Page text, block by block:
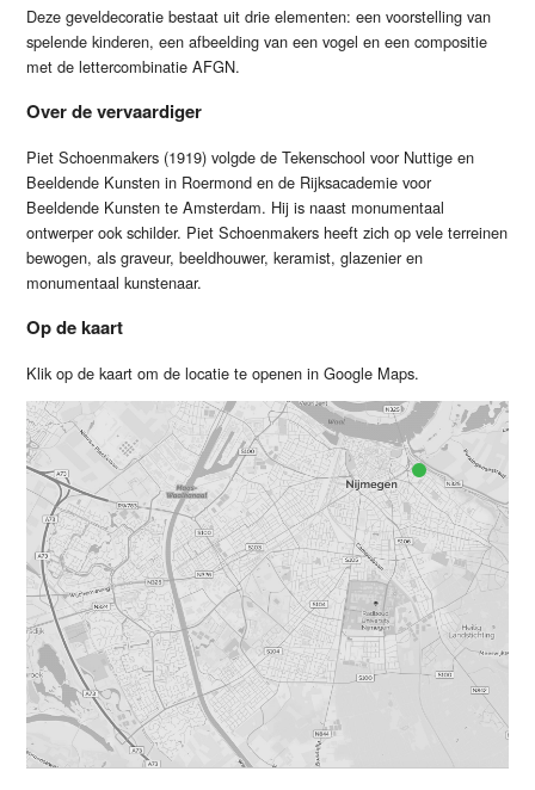
Deze geveldecoratie bestaat uit drie elementen: een voorstelling van
spelende kinderen, een afbeelding van een vogel en een compositie
met de lettercombinatie AFGN.
Over de vervaardiger
Piet Schoenmakers (1919) volgde de Tekenschool voor Nuttige en
Beeldende Kunsten in Roermond en de Rijksacademie voor
Beeldende Kunsten te Amsterdam. Hij is naast monumentaal
ontwerper ook schilder. Piet Schoenmakers heeft zich op vele terreinen
bewogen, als graveur, beeldhouwer, keramist, glazenier en
monumentaal kunstenaar.
Op de kaart
Klik op de kaart om de locatie te openen in Google Maps.